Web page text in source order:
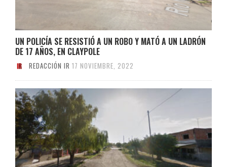
UN POLICÍA SE RESISTIÓ A UN ROBO Y MATÓ A UN LADRÓN
DE 17 AÑOS, EN CLAYPOLE
REDACCIÓN IR 17 NOVIEMBRE, 2022